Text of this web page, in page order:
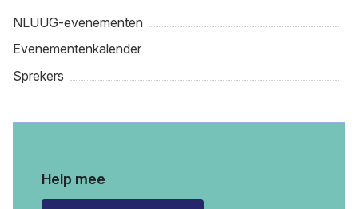
NLUUG-evenementen
Evenementenkalender
Sprekers
Help mee